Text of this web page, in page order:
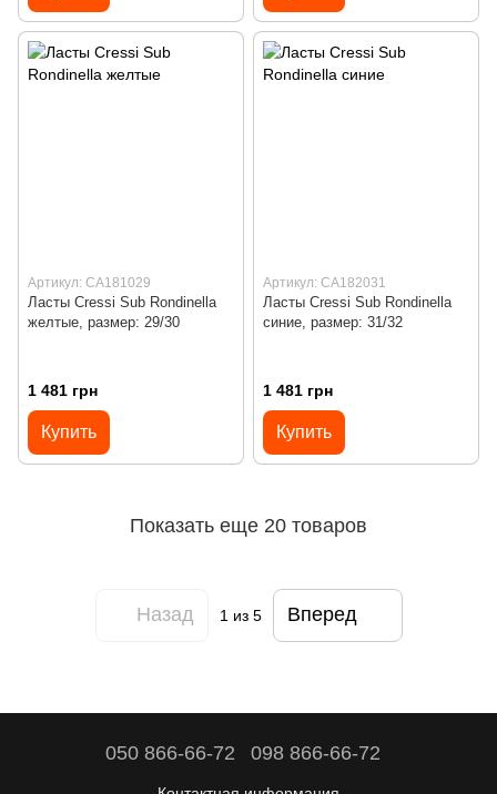
Артикул: CA181029
Ласты Cressi Sub Rondinella
желтые, размер: 29/30
1 481 грн
Купить
Артикул: CA182031
Ласты Cressi Sub Rondinella
синие, размер: 31/32
1 481 грн
Купить
Показать еще 20 товаров
Назад 1 из 5 Вперед
050 866-66-72 098 866-66-72